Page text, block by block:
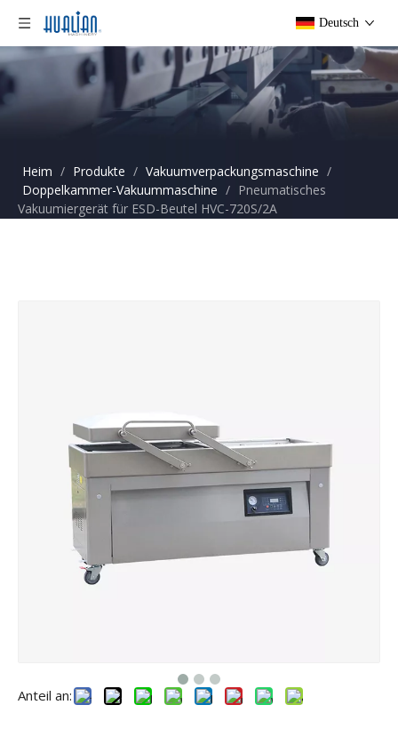
Deutsch
Heim / Produkte / Vakuumverpackungsmaschine /
Doppelkammer-Vakuummaschine / Pneumatisches
Vakuumiergerät für ESD-Beutel HVC-720S/2A
Anteil an: